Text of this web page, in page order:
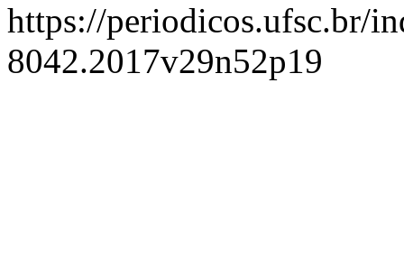
https://periodicos.ufsc.br/
8042.2017v29n52p19